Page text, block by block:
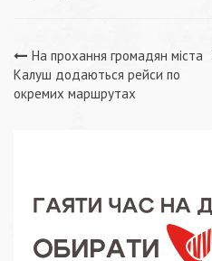
Навігація
записів
На прохання громадян міста
Калуш додаються рейси по
окремих маршрутах